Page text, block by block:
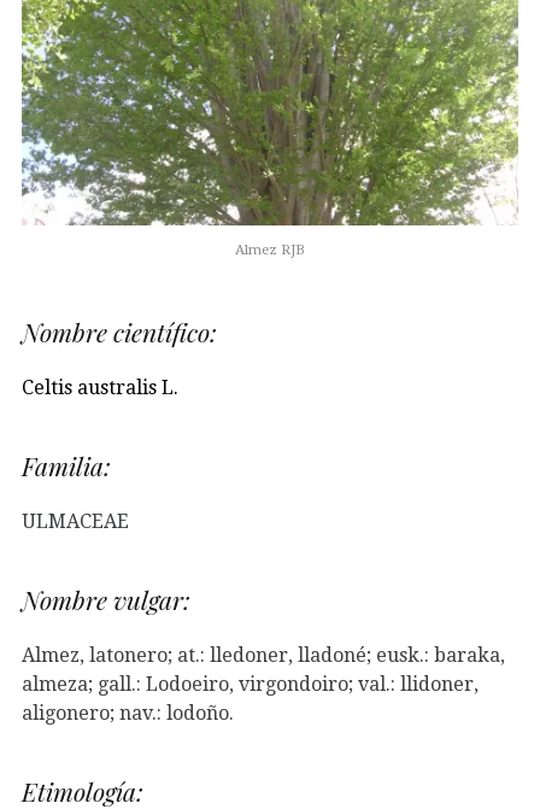
Almez RJB
Nombre científico:
Celtis australis L.
Familia:
ULMACEAE
Nombre vulgar:
Almez, latonero; at.: lledoner, lladoné; eusk.: baraka,
almeza; gall.: Lodoeiro, virgondoiro; val.: llidoner,
aligonero; nav.: lodoño.
Etimología: